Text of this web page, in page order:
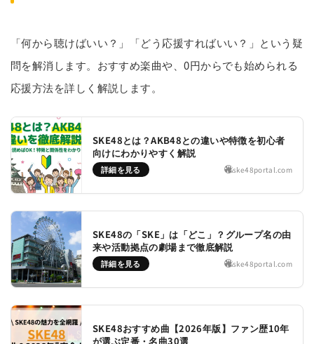
「何から聴けばいい？」「どう応援すればいい？」という疑
問を解消します。おすすめ楽曲や、0円からでも始められる
応援方法を詳しく解説します。
SKE48とは？AKB48との違いや特徴を初心者
向けにわかりやすく解説
詳細を見る ske48portal.com
SKE48の「SKE」は「どこ」？グループ名の由
来や活動拠点の劇場まで徹底解説
詳細を見る ske48portal.com
SKE48おすすめ曲【2026年版】ファン歴10年
が選ぶ定番・名曲30選